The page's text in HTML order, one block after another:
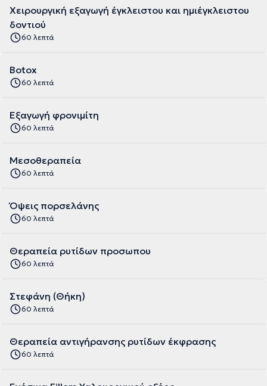
Χειρουργική εξαγωγή έγκλειστου και ημιέγκλειστου
δοντιού
60 λεπτά
Botox
60 λεπτά
Εξαγωγή φρονιμίτη
60 λεπτά
Μεσοθεραπεία
60 λεπτά
Όψεις πορσελάνης
60 λεπτά
Θεραπεία ρυτίδων προσωπου
60 λεπτά
Στεφάνη (Θήκη)
60 λεπτά
Θεραπεία αντιγήρανσης ρυτίδων έκφρασης
60 λεπτά